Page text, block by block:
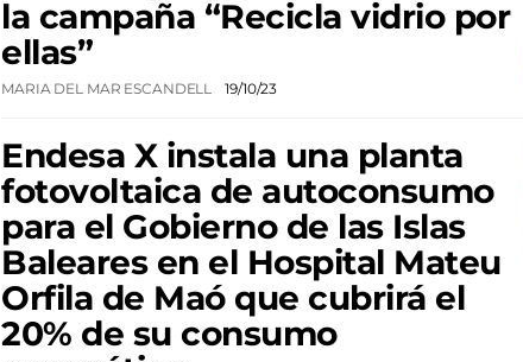
la campaña “Recicla vidrio por
ellas”
MARIA DEL MAR ESCANDELL 19/10/23
Endesa X instala una planta
fotovoltaica de autoconsumo
para el Gobierno de las Islas
Baleares en el Hospital Mateu
Orfila de Maó que cubrirá el
20% de su consumo